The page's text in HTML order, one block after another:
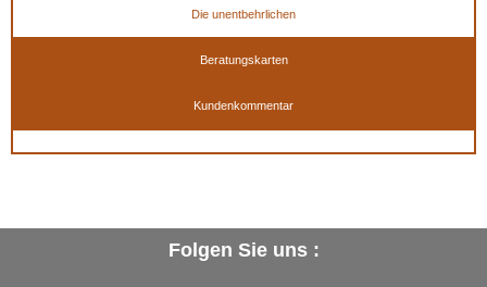
Die unentbehrlichen
Beratungskarten
Kundenkommentar
Folgen Sie uns :